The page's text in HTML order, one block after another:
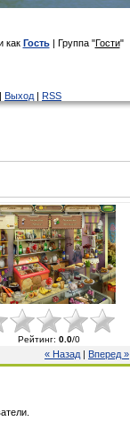
как Гость| Группа "Гости"
Выход RSS
Рейтинг: 0.0/0
« Назад | Вперед »